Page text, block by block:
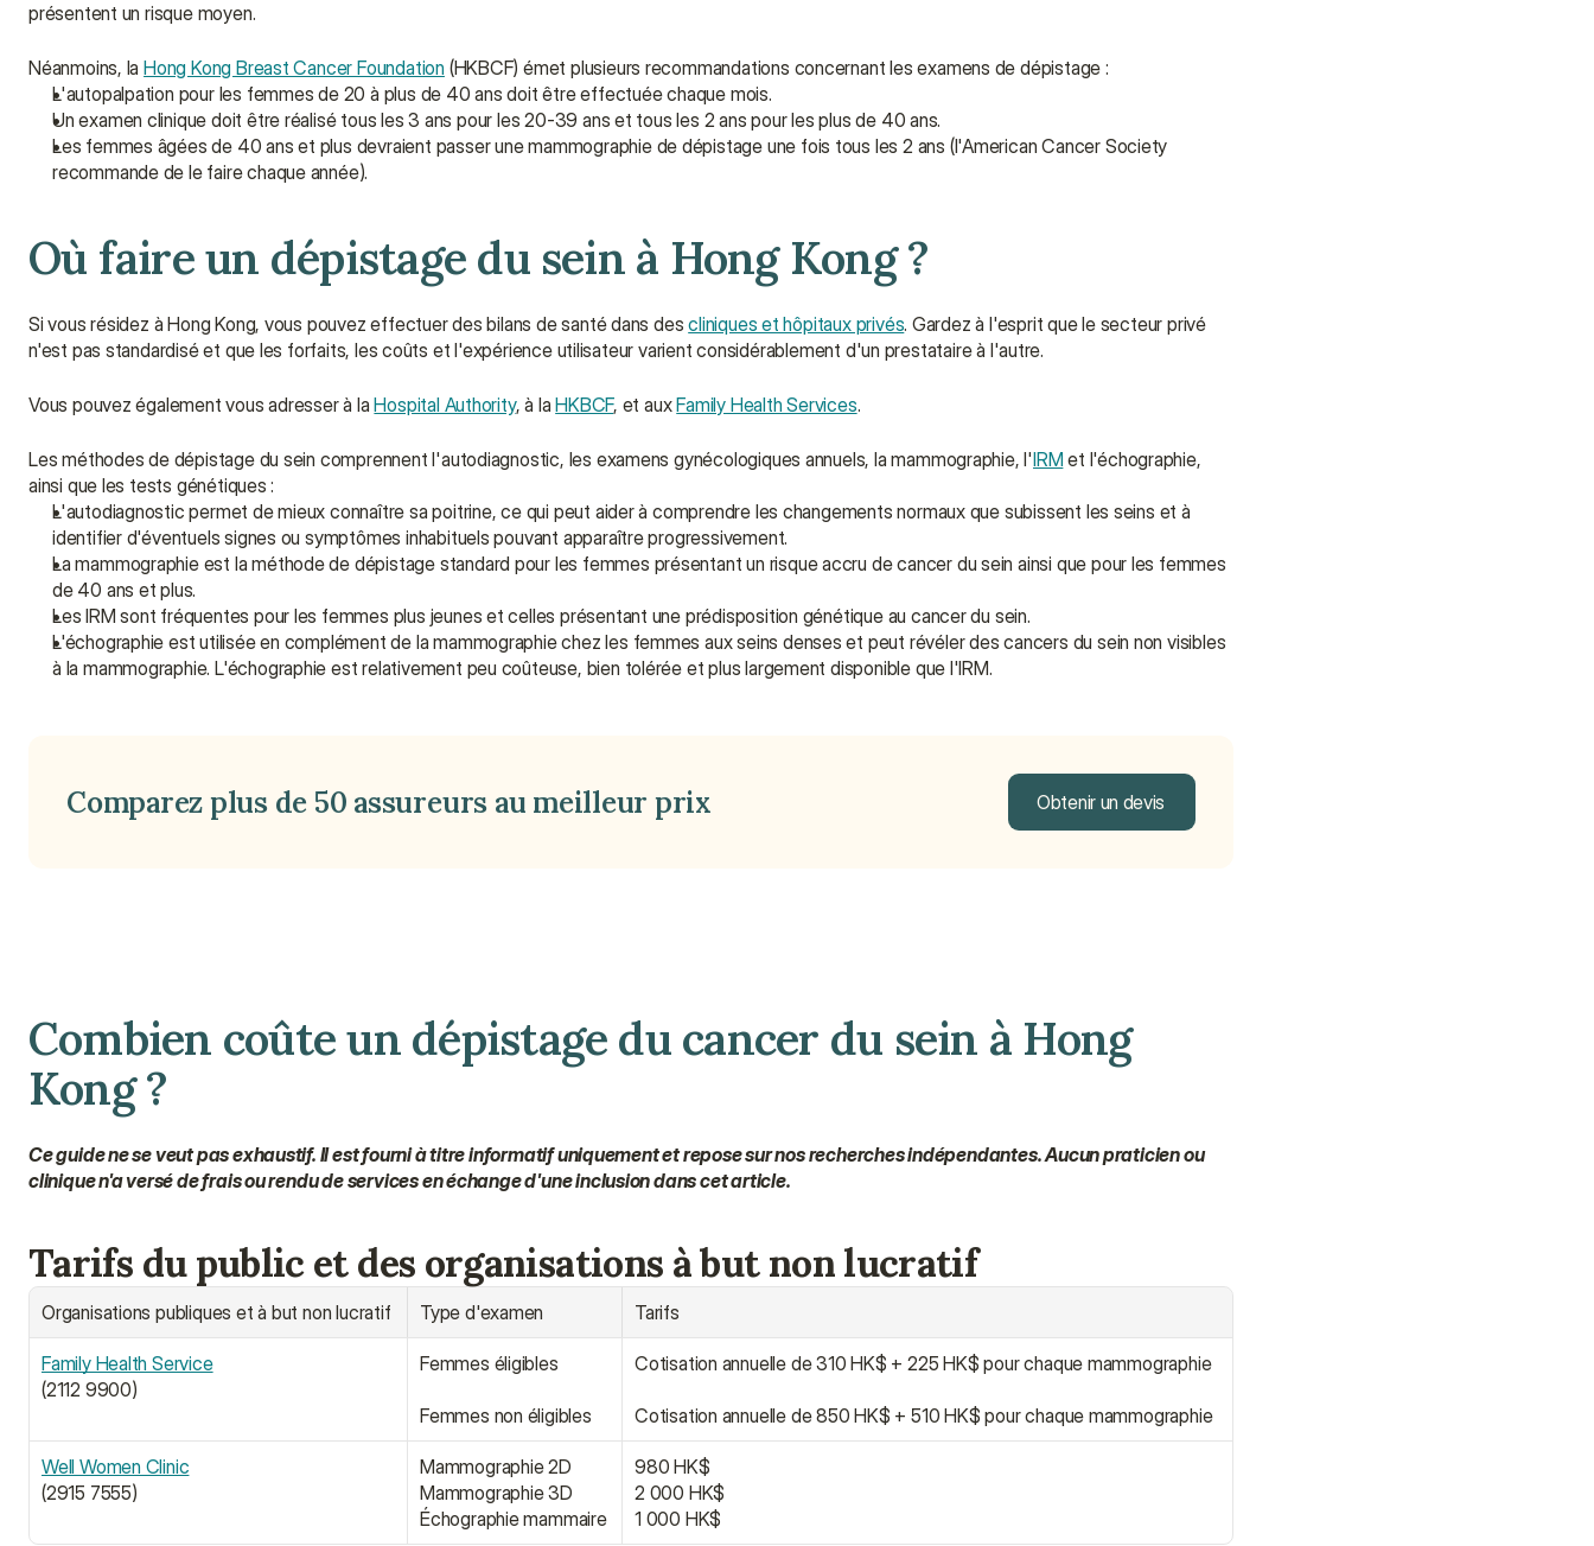
présentent un risque moyen.
Néanmoins, la Hong Kong Breast Cancer Foundation (HKBCF) émet plusieurs recommandations concernant les examens de dépistage :
L'autopalpation pour les femmes de 20 à plus de 40 ans doit être effectuée chaque mois.
Un examen clinique doit être réalisé tous les 3 ans pour les 20-39 ans et tous les 2 ans pour les plus de 40 ans.
Les femmes âgées de 40 ans et plus devraient passer une mammographie de dépistage une fois tous les 2 ans (l'American Cancer Society
recommande de le faire chaque année).
Où faire un dépistage du sein à Hong Kong ?
Si vous résidez à Hong Kong, vous pouvez effectuer des bilans de santé dans des cliniques et hôpitaux privés. Gardez à l'esprit que le secteur privé
n'est pas standardisé et que les forfaits, les coûts et l'expérience utilisateur varient considérablement d'un prestataire à l'autre.
Vous pouvez également vous adresser à la Hospital Authority, à la HKBCF, et aux Family Health Services.
Les méthodes de dépistage du sein comprennent l'autodiagnostic, les examens gynécologiques annuels, la mammographie, l'IRM et l'échographie,
ainsi que les tests génétiques :
L'autodiagnostic permet de mieux connaître sa poitrine, ce qui peut aider à comprendre les changements normaux que subissent les seins et à
identifier d'éventuels signes ou symptômes inhabituels pouvant apparaître progressivement.
La mammographie est la méthode de dépistage standard pour les femmes présentant un risque accru de cancer du sein ainsi que pour les femmes
de 40 ans et plus.
Les IRM sont fréquentes pour les femmes plus jeunes et celles présentant une prédisposition génétique au cancer du sein.
L'échographie est utilisée en complément de la mammographie chez les femmes aux seins denses et peut révéler des cancers du sein non visibles
à la mammographie. L'échographie est relativement peu coûteuse, bien tolérée et plus largement disponible que l'IRM.
Comparez plus de 50 assureurs au meilleur prix Obtenir un devis
Combien coûte un dépistage du cancer du sein à Hong
Kong ?
Ce guide ne se veut pas exhaustif. Il est fourni à titre informatif uniquement et repose sur nos recherches indépendantes. Aucun praticien ou
clinique n'a versé de frais ou rendu de services en échange d'une inclusion dans cet article.
Tarifs du public et des organisations à but non lucratif
Organisations publiques et à but non lucratif Type d'examen Tarifs
Family Health Service﻿
(2112 9900)
Femmes éligibles
Femmes non éligibles
Cotisation annuelle de 310 HK$ + 225 HK$ pour chaque mammographie
Cotisation annuelle de 850 HK$ + 510 HK$ pour chaque mammographie
Well Women Clinic﻿﻿
(2915 7555)
Mammographie 2D
Mammographie 3D
Échographie mammaire
980 HK$
2 000 HK$
1 000 HK$